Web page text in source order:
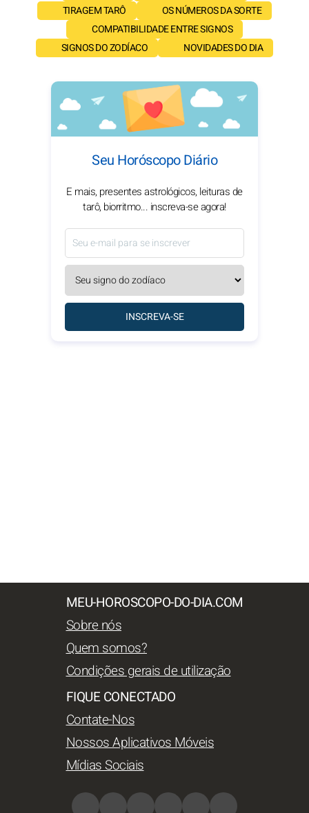
TIRAGEM TARÔ
OS NÚMEROS DA SORTE
COMPATIBILIDADE ENTRE SIGNOS
SIGNOS DO ZODÍACO
NOVIDADES DO DIA
Seu Horóscopo Diário
E mais, presentes astrológicos, leituras de
tarô, biorritmo... inscreva-se agora!
INSCREVA-SE
MEU-HOROSCOPO-DO-DIA.COM
Sobre nós
Quem somos?
Condições gerais de utilização
FIQUE CONECTADO
Contate-Nos
Nossos Aplicativos Móveis
Mídias Sociais